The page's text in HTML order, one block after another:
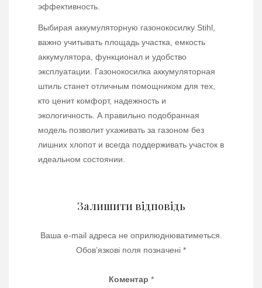
эффективность.
Выбирая аккумуляторную газонокосилку Stihl,
важно учитывать площадь участка, емкость
аккумулятора, функционал и удобство
эксплуатации. Газонокосилка аккумуляторная
штиль станет отличным помощником для тех,
кто ценит комфорт, надежность и
экологичность. А правильно подобранная
модель позволит ухаживать за газоном без
лишних хлопот и всегда поддерживать участок в
идеальном состоянии.
Залишити відповідь
Ваша e-mail адреса не оприлюднюватиметься.
Обов’язкові поля позначені *
Коментар *